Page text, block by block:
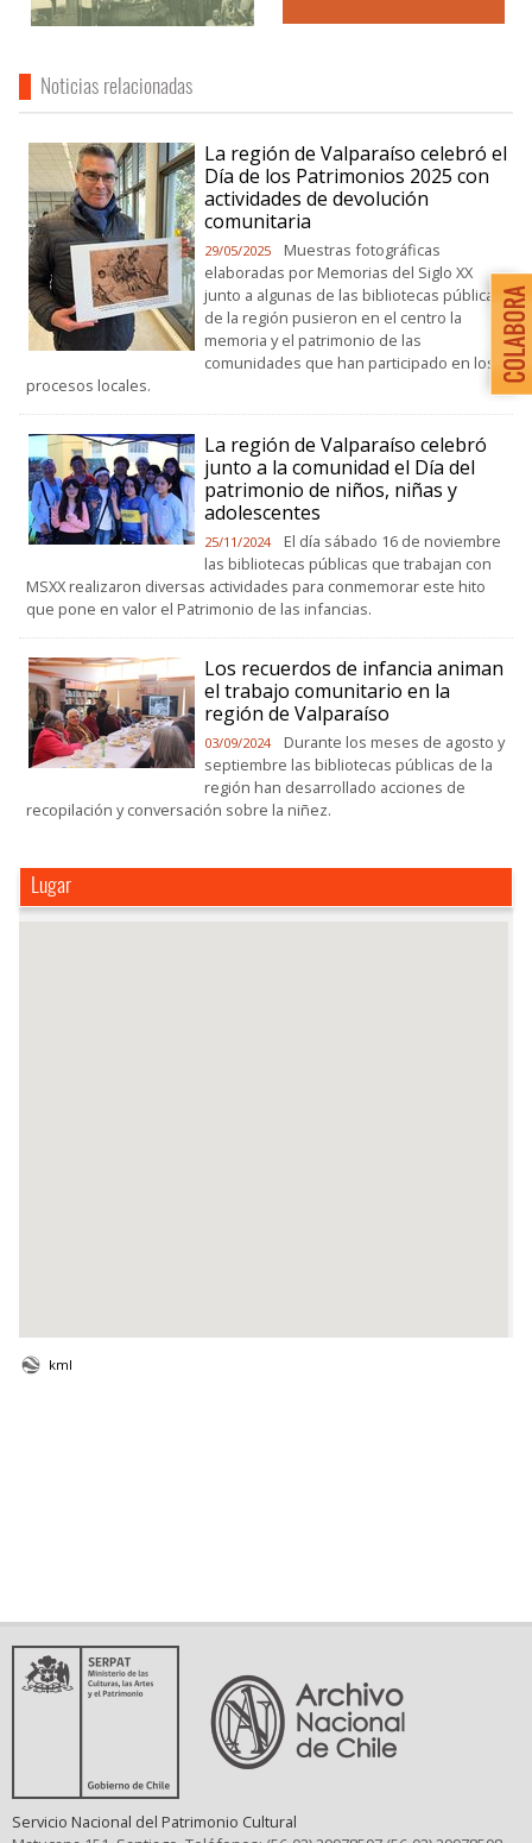
Noticias relacionadas
La región de Valparaíso celebró el
Día de los Patrimonios 2025 con
actividades de devolución
comunitaria
29/05/2025
Muestras fotográficas
elaboradas por Memorias del Siglo XX
junto a algunas de las bibliotecas públicas
de la región pusieron en el centro la
memoria y el patrimonio de las
comunidades que han participado en los
procesos locales.
La región de Valparaíso celebró
junto a la comunidad el Día del
patrimonio de niños, niñas y
adolescentes
25/11/2024
El día sábado 16 de noviembre
las bibliotecas públicas que trabajan con
MSXX realizaron diversas actividades para conmemorar este hito
que pone en valor el Patrimonio de las infancias.
Los recuerdos de infancia animan
el trabajo comunitario en la
región de Valparaíso
03/09/2024
Durante los meses de agosto y
septiembre las bibliotecas públicas de la
región han desarrollado acciones de
recopilación y conversación sobre la niñez.
Lugar
kml
Servicio Nacional del Patrimonio Cultural